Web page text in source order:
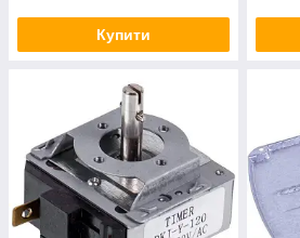
Купити